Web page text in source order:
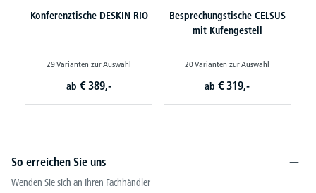
Konferenztische DESKIN RIO
29 Varianten zur Auswahl
ab € 389,-
Besprechungstische CELSUS
mit Kufengestell
20 Varianten zur Auswahl
ab € 319,-
So erreichen Sie uns
Wenden Sie sich an Ihren Fachhändler